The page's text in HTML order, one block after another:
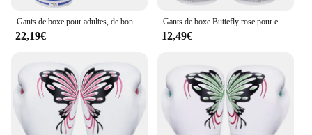
22,19€
Gants de boxe Buttefly rose pour enfants et femmes, 6-12oz, mitaines de boxe déclinaison, entraînement isotPro, ring Rotterdam, Muay Thai, MMA, rapBag
12,49€